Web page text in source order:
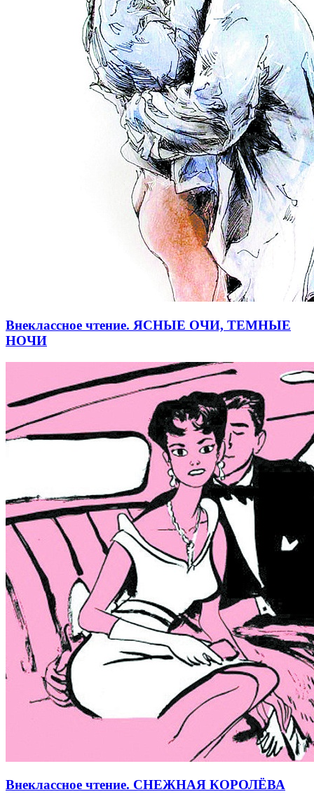
Внеклассное чтение. ЯСНЫЕ ОЧИ, ТЕМНЫЕ
НОЧИ
Внеклассное чтение. СНЕЖНАЯ КОРОЛЁВА